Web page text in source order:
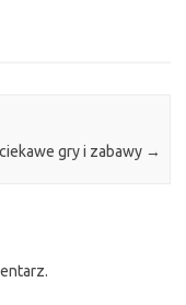
ciekawe gry i zabawy →